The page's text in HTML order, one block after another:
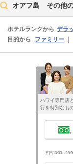
オアフ島 その他
ホテルランクから デラ
目的から
ファミリー ｜
ハワイ専門店
行を特別なも
平日10:00～